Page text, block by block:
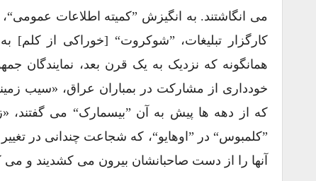
می انگاشتند. به انگیزش ”کمیته اطلاعات
کارگزار تبلیغات، ”شوکروت“ [خوراکی از کلم]
همانگونه که نزدیک به یک قرن بعد، نمایندگان
خودداری از مشارکت در بمباران عراق، «سیب
که از دهه ها پیش به آن ”بیسمارک“ می گفتند،
”کلمبوس“ در ”اوهایو“، که شجاعت چندانی در
آنها را از دست صاحبانشان بیرون می کشدیند و می